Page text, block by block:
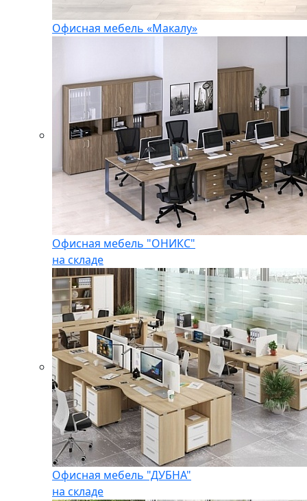
Офисная мебель «Макалу»
Офисная мебель "ОНИКС"
на складе
Офисная мебель "ДУБНА"
на складе